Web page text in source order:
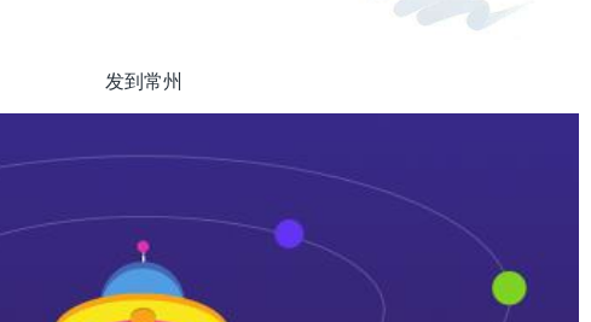
发到常州